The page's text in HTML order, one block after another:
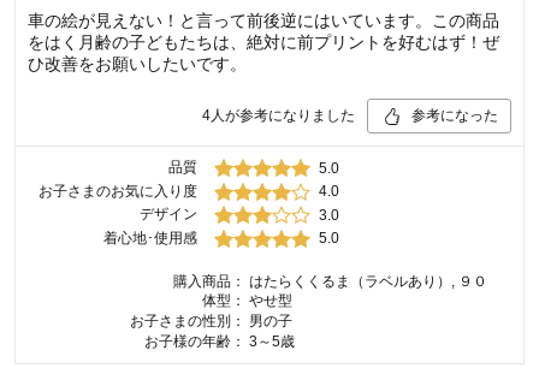
車の絵が見えない！と言って前後逆にはいています。この商品
をはく月齢の子どもたちは、絶対に前プリントを好むはず！ぜ
ひ改善をお願いしたいです。
4人が参考になりました 参考になった
品質
5.0
お子さまのお気に入り度
4.0
デザイン
3.0
着心地･使用感
5.0
購入商品： はたらくくるま（ラベルあり）, ９０
体型： やせ型
お子さまの性別：
男の子
お子様の年齢： 3～5歳